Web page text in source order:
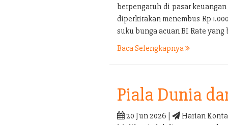
berpengaruh di pasar
diperkirakan menembus Rp
suku bunga acuan BI Rate yang
Baca Selengkapnya
Piala Dunia
20 Jun 2026 |
Harian